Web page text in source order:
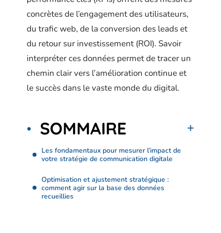
concrètes de l’engagement des utilisateurs,
du trafic web, de la conversion des leads et
du retour sur investissement (ROI). Savoir
interpréter ces données permet de tracer un
chemin clair vers l’amélioration continue et
le succès dans le vaste monde du digital.
SOMMAIRE
Les fondamentaux pour mesurer l’impact de
votre stratégie de communication digitale
Optimisation et ajustement stratégique :
comment agir sur la base des données
recueillies